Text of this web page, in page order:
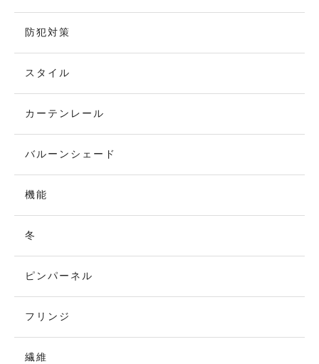
防犯対策
スタイル
カーテンレール
バルーンシェード
機能
冬
ピンパーネル
フリンジ
繊維